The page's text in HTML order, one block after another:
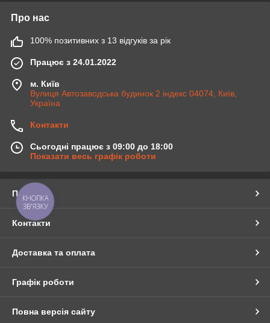
Про нас
100% позитивних з 13 відгуків за рік
Працює з 24.01.2022
м. Київ
Вулиця Автозаводська будинок 2 індекс 04074, Київ,
Україна
Контакти
Сьогодні працює з 09:00 до 18:00
Показати весь графік роботи
Про нас
Контакти
Доставка та оплата
Графік роботи
Повна версія сайту
КНОПКА
ЗВ'ЯЗКУ